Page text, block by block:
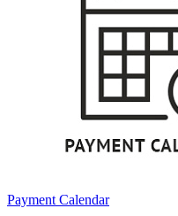
Payment Calendar